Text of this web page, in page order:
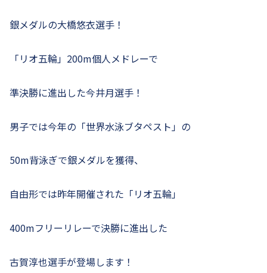
銀メダルの大橋悠衣選手！
「リオ五輪」200m個人メドレーで
準決勝に進出した今井月選手！
男子では今年の「世界水泳ブタペスト」の
50m背泳ぎで銀メダルを獲得、
自由形では昨年開催された「リオ五輪」
400mフリーリレーで決勝に進出した
古賀淳也選手が登場します！